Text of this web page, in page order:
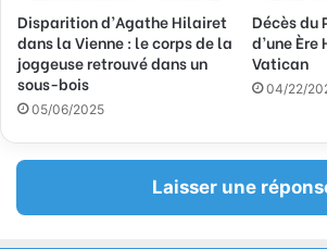
Disparition d’Agathe Hilairet
dans la Vienne : le corps de la
joggeuse retrouvé dans un
sous-bois
05/06/2025
Décès du
d’une
Vatican
04/22/
Laisser une